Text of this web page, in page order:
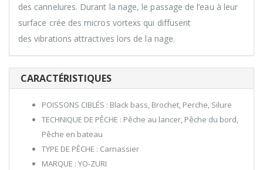
des cannelures. Durant la nage, le passage de l’eau à leur
surface crée des micros vortexs qui diffusent
des vibrations attractives lors de la nage.
CARACTÉRISTIQUES
POISSONS CIBLÉS : Black bass, Brochet, Perche, Silure
TECHNIQUE DE PÊCHE : Pêche au lancer, Pêche du bord,
Pêche en bateau
TYPE DE PÊCHE : Carnassier
MARQUE : YO-ZURI